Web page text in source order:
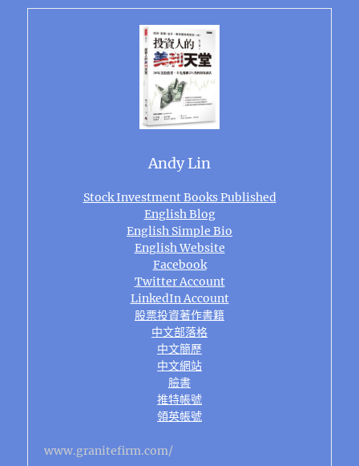
Andy Lin
Stock Investment Books Published
English Blog
English Simple Bio
English Website
Facebook
Twitter Account
LinkedIn Account
股票投資著作書籍
中文部落格
中文簡歷
中文網站
臉書
推特帳號
領英帳號
www.granitefirm.com/